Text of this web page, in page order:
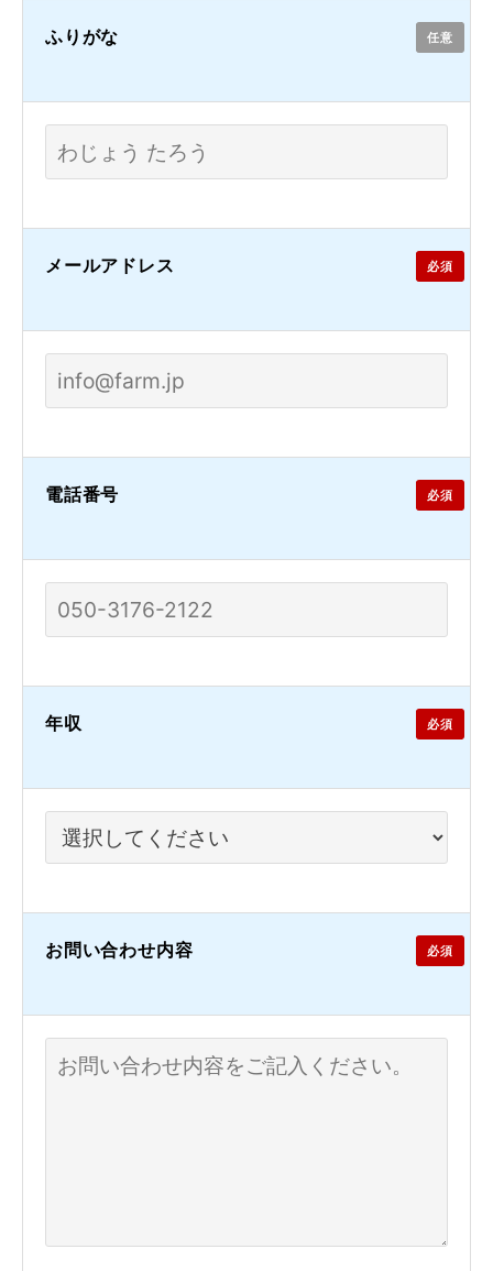
任意
ふりがな
必須
メールアドレス
必須
電話番号
必須
年収
必須
お問い合わせ内容